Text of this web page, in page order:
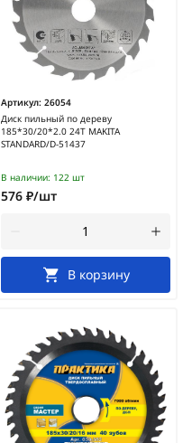
Артикул: 26054
Диск пильный по дереву
185*30/20*2.0 24Т MAKITA
STANDARD/D-51437
В наличии: 122 шт
576 ₽/шт
В корзину